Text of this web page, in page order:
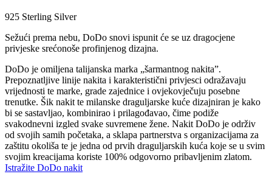
925 Sterling Silver
Sežući prema nebu, DoDo snovi ispunit će se uz dragocjene
privjeske srećonoše profinjenog dizajna.
DoDo je omiljena talijanska marka „šarmantnog nakita”.
Prepoznatljive linije nakita i karakteristični privjesci odražavaju
vrijednosti te marke, grade zajednice i ovjekovječuju posebne
trenutke. Šik nakit te milanske draguljarske kuće dizajniran je kako
bi se sastavljao, kombinirao i prilagođavao, čime podiže
svakodnevni izgled svake suvremene žene. Nakit DoDo je održiv
od svojih samih početaka, a sklapa partnerstva s organizacijama za
zaštitu okoliša te je jedna od prvih draguljarskih kuća koje se u svim
svojim kreacijama koriste 100% odgovorno pribavljenim zlatom.
Istražite DoDo nakit